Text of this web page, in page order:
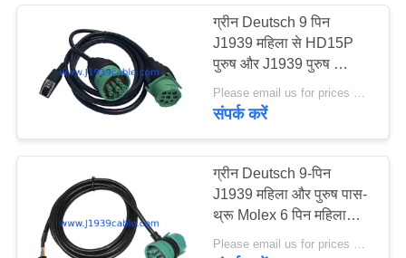
जे 1708 केबल
21
ग्रीन Deutsch 9 पिन
J1939 महिला से HD15P
पुरुष और J1939 पुरुष स्प्लिट
Y केबल
Please email us for prices MOQ:100 पीसी
संपर्क करें
ग्रीन Deutsch 9-पिन
J1939 महिला और पुरुष पास-
थ्रू Molex 6 पिन महिला
केबल
Please email us for prices MOQ:100 पीसी